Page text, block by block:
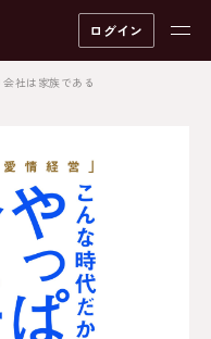
ログイン
社は家族である